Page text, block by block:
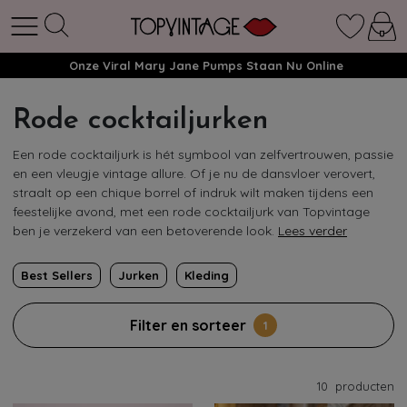
Onze Viral Mary Jane Pumps Staan Nu Online
Rode cocktailjurken
Een rode cocktailjurk is hét symbool van zelfvertrouwen, passie
en een vleugje vintage allure. Of je nu de dansvloer verovert,
straalt op een chique borrel of indruk wilt maken tijdens een
feestelijke avond, met een rode cocktailjurk van Topvintage
ben je verzekerd van een betoverende look. Lees verder
Best Sellers Jurken Kleding
Filter en sorteer 1
10 producten